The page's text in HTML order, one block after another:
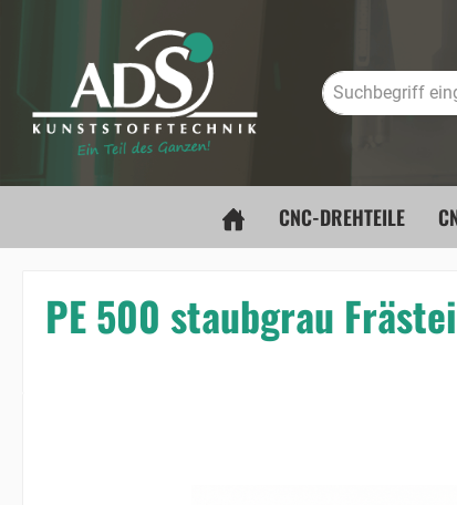
Zur Hauptnavigation springen
CNC-DREHTEILE
PE 500 staubgrau